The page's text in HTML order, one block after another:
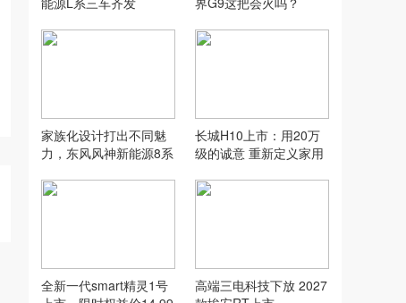
家族化设计打出不同魅
力，东风风神新能源8系
长城H10上市：用20万
级的诚意 重新定义家用
全新一代smart精灵1号
高端三电科技下放 2027